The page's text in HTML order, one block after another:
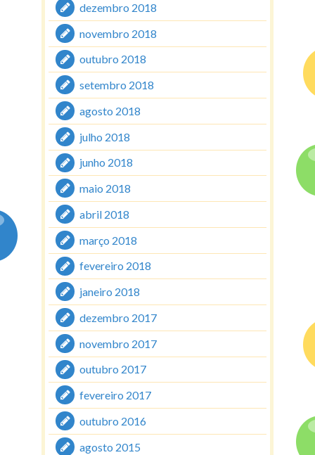
dezembro 2018
novembro 2018
outubro 2018
setembro 2018
agosto 2018
julho 2018
junho 2018
maio 2018
abril 2018
março 2018
fevereiro 2018
janeiro 2018
dezembro 2017
novembro 2017
outubro 2017
fevereiro 2017
outubro 2016
agosto 2015